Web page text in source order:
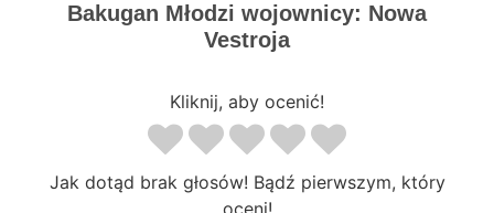
Bakugan Młodzi wojownicy: Nowa
Vestroja
Kliknij, aby ocenić!
Jak dotąd brak głosów! Bądź pierwszym, który
oceni!